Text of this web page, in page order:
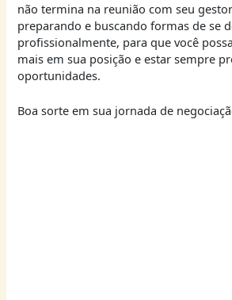
não termina na reunião com seu
preparando e buscando formas de se
profissionalmente, para que você
mais em sua posição e estar sempre
oportunidades.
Boa sorte em sua jornada de